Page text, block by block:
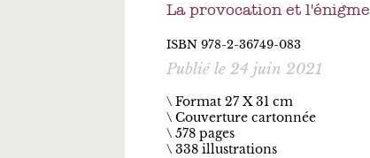
La provocation et l'énigme
ISBN 978-2-36749-083
Publié le 24 juin 2021
\ Format 27 X 31 cm
Couverture cartonnée
578 pages
338 illustrations